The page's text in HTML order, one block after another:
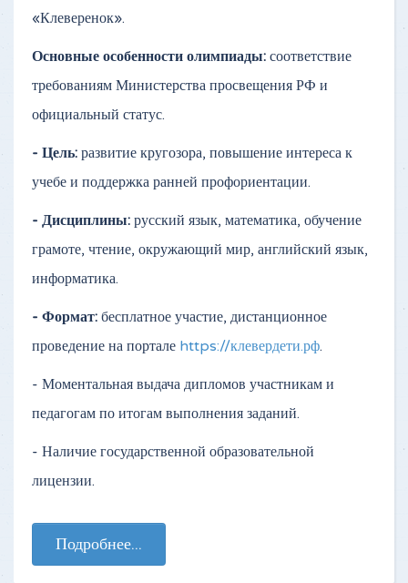
«Клеверенок».
Основные особенности олимпиады: соответствие
требованиям Министерства просвещения РФ и
официальный статус.
- Цель: развитие кругозора, повышение интереса к
учебе и поддержка ранней профориентации.
- Дисциплины: русский язык, математика, обучение
грамоте, чтение, окружающий мир, английский язык,
информатика.
- Формат: бесплатное участие, дистанционное
проведение на портале https://клевердети.рф.
- Моментальная выдача дипломов участникам и
педагогам по итогам выполнения заданий.
- Наличие государственной образовательной
лицензии.
Подробнее...